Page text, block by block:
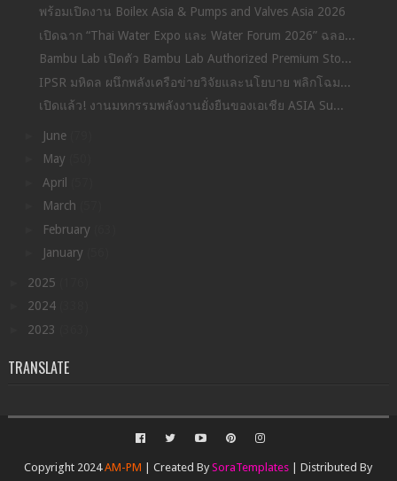
พร้อมเปิดงาน Boilex Asia & Pumps and Valves Asia 2026
เปิดฉาก “Thai Water Expo และ Water Forum 2026” ฉลอ...
Bambu Lab เปิดตัว Bambu Lab Authorized Premium Sto...
IPSR มหิดล ผนึกพลังเครือข่ายวิจัยและนโยบาย พลิกโฉม...
เปิดแล้ว! งานมหกรรมพลังงานยั่งยืนของเอเชีย ASIA Su...
June
May
April
March
February
January
2025
2024
2023
TRANSLATE
Copyright 2024AM-PM | Created BySoraTemplates | Distributed By